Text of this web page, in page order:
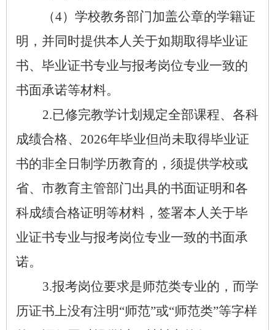
（4）学校教务部门加盖公章的学籍证
明，并同时提供本人关于如期取得毕业证
书、毕业证书专业与报考岗位专业一致的
书面承诺等材料。
2.已修完教学计划规定全部课程、各科
成绩合格、 2026年毕业但尚未取得毕业证
书的非全日制学历教育的，须提供学校或
省、市教育主管部门出具的书面证明和各
科成绩合格证明等材料，签署本人关于毕
业证书专业与报考岗位专业一致的书面承
诺。
3.报考岗位要求是师范类专业的，而学
历证书上没有注明“师范”或“师范类”等字样